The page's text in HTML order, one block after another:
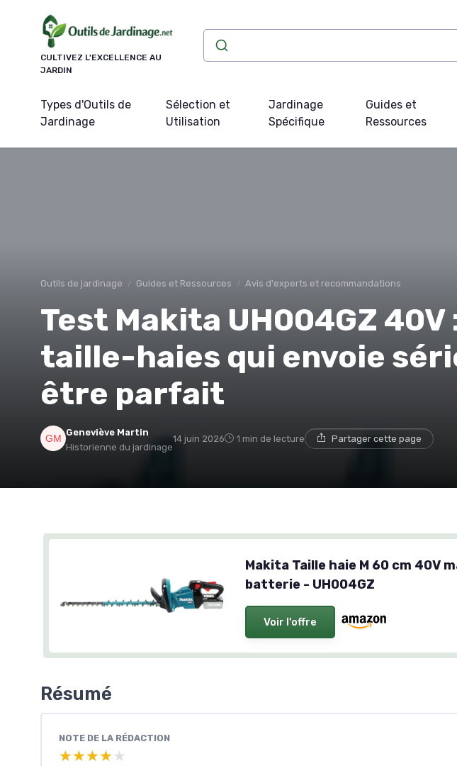
CULTIVEZ L'EXCELLENCE AU
JARDIN
Types d'Outils de
Jardinage
Sélection et
Utilisation
Jardinage
Spécifique
Guides et
Ressources
Outils de jardinage Guides et Ressources Avis d'experts et recommandations
Test Makita UH004GZ 40V
taille-haies qui envoie
être parfait
Geneviève Martin
Historienne du jardinage
14 juin 2026 1 min de lecture Partager cette page
Makita Taille haie M 60 cm 40V
batterie - UH004GZ
Voir l'offre
Résumé
NOTE DE LA RÉDACTION
★★★★★
★★★★★